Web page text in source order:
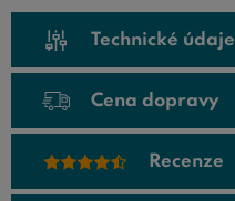
Technické údaje
Cena dopravy
Recenze